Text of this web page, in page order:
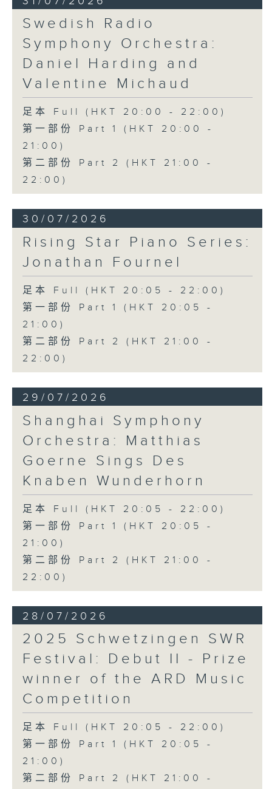
Swedish Radio
Symphony Orchestra:
Daniel Harding and
Valentine Michaud
足本 Full (HKT 20:00 - 22:00)
第一部份 Part 1 (HKT 20:00 -
21:00)
第二部份 Part 2 (HKT 21:00 -
22:00)
30/07/2026
Rising Star Piano Series:
Jonathan Fournel
足本 Full (HKT 20:05 - 22:00)
第一部份 Part 1 (HKT 20:05 -
21:00)
第二部份 Part 2 (HKT 21:00 -
22:00)
29/07/2026
Shanghai Symphony
Orchestra: Matthias
Goerne Sings Des
Knaben Wunderhorn
足本 Full (HKT 20:05 - 22:00)
第一部份 Part 1 (HKT 20:05 -
21:00)
第二部份 Part 2 (HKT 21:00 -
22:00)
28/07/2026
2025 Schwetzingen SWR
Festival: Debut II - Prize
winner of the ARD Music
Competition
足本 Full (HKT 20:05 - 22:00)
第一部份 Part 1 (HKT 20:05 -
21:00)
第二部份 Part 2 (HKT 21:00 -